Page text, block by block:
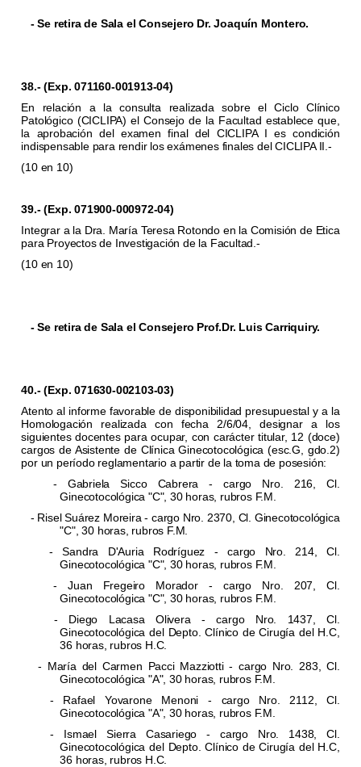
- Se retira de Sala el Consejero Dr. Joaquín Montero.
38.- (Exp. 071160-001913-04)
En relación a la consulta realizada sobre el Ciclo Clínico
Patológico (CICLIPA) el Consejo de la Facultad establece que,
la aprobación del examen final del CICLIPA I es condición
indispensable para rendir los exámenes finales del CICLIPA II.-
(10 en 10)
39.- (Exp. 071900-000972-04)
Integrar a la Dra. María Teresa Rotondo en la Comisión de Etica
para Proyectos de Investigación de la Facultad.-
(10 en 10)
- Se retira de Sala el Consejero Prof.Dr. Luis Carriquiry.
40.- (Exp. 071630-002103-03)
Atento al informe favorable de disponibilidad presupuestal y a la
Homologación realizada con fecha 2/6/04, designar a los
siguientes docentes para ocupar, con carácter titular, 12 (doce)
cargos de Asistente de Clínica Ginecotocológica (esc.G, gdo.2)
por un período reglamentario a partir de la toma de posesión:
- Gabriela Sicco Cabrera - cargo Nro. 216, Cl.
Ginecotocológica "C", 30 horas, rubros F.M.
- Risel Suárez Moreira - cargo Nro. 2370, Cl. Ginecotocológica
"C", 30 horas, rubros F.M.
- Sandra D'Auria Rodríguez - cargo Nro. 214, Cl.
Ginecotocológica "C", 30 horas, rubros F.M.
- Juan Fregeiro Morador - cargo Nro. 207, Cl.
Ginecotocológica "C", 30 horas, rubros F.M.
- Diego Lacasa Olivera - cargo Nro. 1437, Cl.
Ginecotocológica del Depto. Clínico de Cirugía del H.C,
36 horas, rubros H.C.
- María del Carmen Pacci Mazziotti - cargo Nro. 283, Cl.
Ginecotocológica "A", 30 horas, rubros F.M.
- Rafael Yovarone Menoni - cargo Nro. 2112, Cl.
Ginecotocológica "A", 30 horas, rubros F.M.
- Ismael Sierra Casariego - cargo Nro. 1438, Cl.
Ginecotocológica del Depto. Clínico de Cirugía del H.C,
36 horas, rubros H.C.